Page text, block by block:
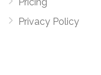
Privacy Policy